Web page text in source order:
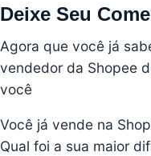
Deixe Seu
Agora que você já
vendedor da Shopee
você
Você já vende na
Qual foi a sua maior